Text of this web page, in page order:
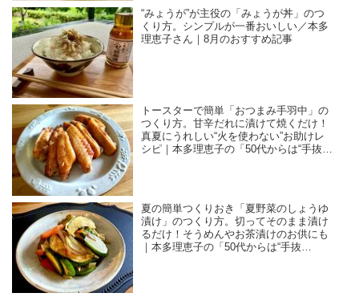
“みょうが”が主役の「みょうが丼」のつ
くり方。シンプルが一番おいしい／本多
理恵子さん｜8月のおすすめ記事
トースターで簡単「おつまみ手羽中」の
つくり方。甘辛だれに漬けて焼くだけ！
真夏にうれしい“火を使わない”お助けレ
シピ｜本多理恵子の「50代からは“手抜
夏の簡単つくりおき「夏野菜のしょうゆ
漬け」のつくり方。切ってそのまま漬け
るだけ！そうめんやお茶漬けのお供にも
｜本多理恵子の「50代からは“手抜